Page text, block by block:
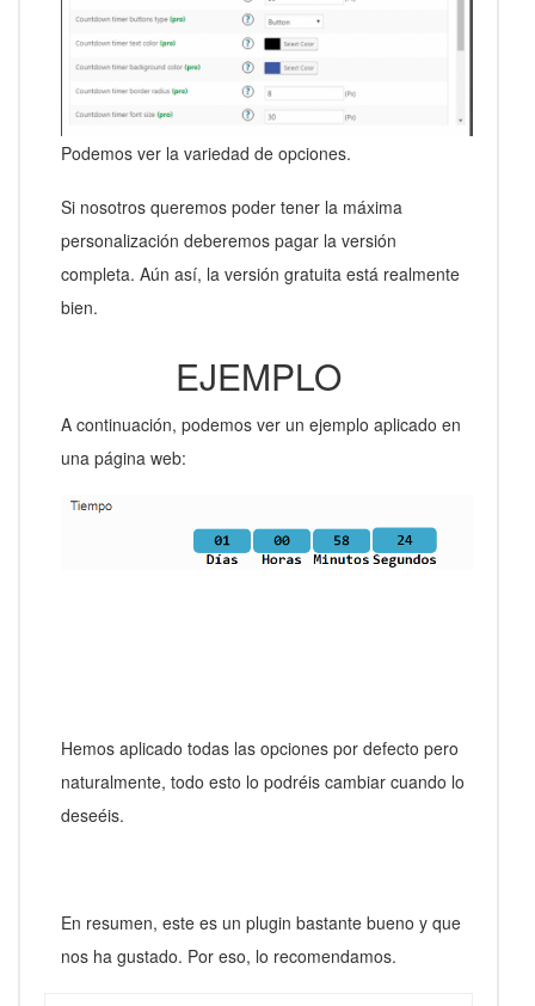
Podemos ver la variedad de opciones.
Si nosotros queremos poder tener la máxima
personalización deberemos pagar la versión
completa. Aún así, la versión gratuita está realmente
bien.
EJEMPLO
A continuación, podemos ver un ejemplo aplicado en
una página web:
Hemos aplicado todas las opciones por defecto pero
naturalmente, todo esto lo podréis cambiar cuando lo
deseéis.
En resumen, este es un plugin bastante bueno y que
nos ha gustado. Por eso, lo recomendamos.